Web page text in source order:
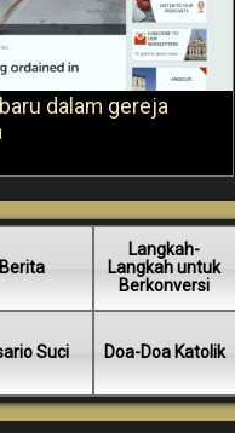
dalam gereja
Berita
Langkah-
Langkah untuk
Berkonversi
Suci Doa-Doa Katolik